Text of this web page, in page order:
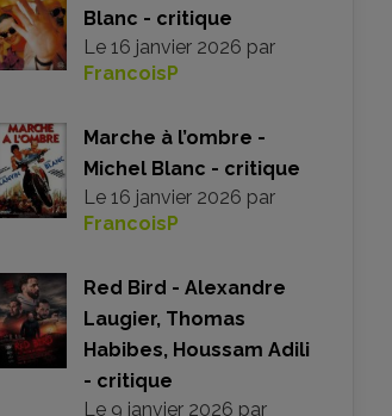
Blanc - critique
Le 16 janvier 2026 par
FrancoisP
Marche à l’ombre -
Michel Blanc - critique
Le 16 janvier 2026 par
FrancoisP
Red Bird - Alexandre
Laugier, Thomas
Habibes, Houssam Adili
- critique
Le 9 janvier 2026 par